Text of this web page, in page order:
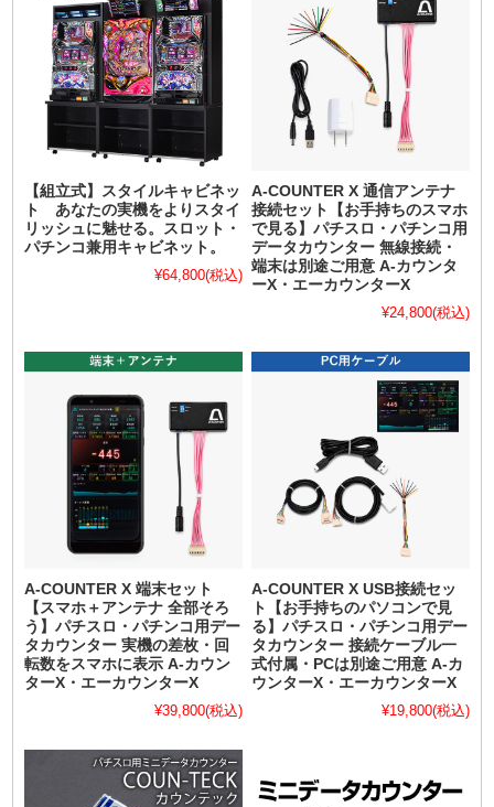
【組立式】スタイルキャビネッ
ト あなたの実機をよりスタイ
リッシュに魅せる。スロット・
パチンコ兼用キャビネット。
¥64,800(税込)
A-COUNTER X 通信アンテナ
接続セット【お手持ちのスマホ
で見る】パチスロ・パチンコ用
データカウンター 無線接続・
端末は別途ご用意 A-カウンタ
ーX・エーカウンターX
¥24,800(税込)
A-COUNTER X 端末セット
【スマホ＋アンテナ 全部そろ
う】パチスロ・パチンコ用デー
タカウンター 実機の差枚・回
転数をスマホに表示 A-カウン
ターX・エーカウンターX
¥39,800(税込)
A-COUNTER X USB接続セッ
ト【お手持ちのパソコンで見
る】パチスロ・パチンコ用デー
タカウンター 接続ケーブル一
式付属・PCは別途ご用意 A-カ
ウンターX・エーカウンターX
¥19,800(税込)